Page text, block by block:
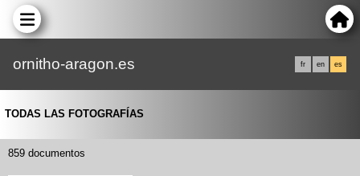
ornitho-aragon.es fr en es
TODAS LAS FOTOGRAFÍAS
859 documentos